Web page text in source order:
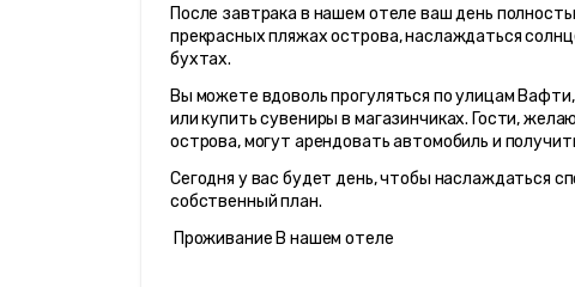
После завтрака в нашем отеле ваш день
прекрасных пляжах острова, наслаждаться
бухтах.
Вы можете вдоволь прогуляться по улицам
или купить сувениры в магазинчиках. Гости,
острова, могут арендовать автомобиль и
Сегодня у вас будет день, чтобы наслаждаться
собственный план.
Проживание В нашем отеле